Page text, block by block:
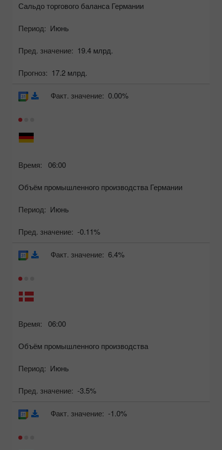
Сальдо торгового баланса Германии
Период: Июнь
Пред. значение: 19.4 млрд.
Прогноз: 17.2 млрд.
Время: 06:00
Объём промышленного производства Германии
Период: Июнь
Пред. значение: -0.11%
Факт. значение: 0.00%
Время: 06:00
Объём промышленного производства
Период: Июнь
Пред. значение: -3.5%
Факт. значение: 6.4%
Факт. значение: -1.0%